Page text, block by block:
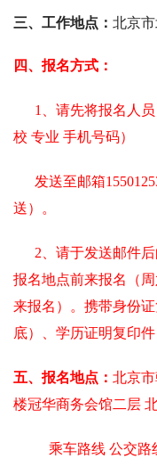
三、工作地点： 北京
四、报名方式：
1、请先将报名人
校 专业 手机号码）
发送至邮箱
送）。
2、请于发送邮件
报名地点前来报名（
来报名）。携带身份
底）、学历证明复印件
五、报名地点： 北京
楼冠华商务会馆二层
乘车路线 公交路